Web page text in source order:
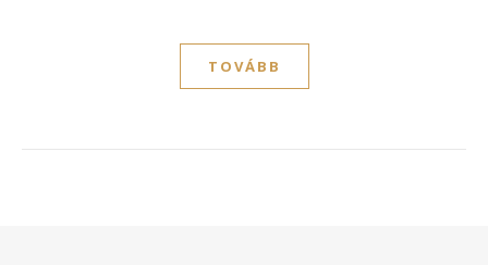
TOVÁBB